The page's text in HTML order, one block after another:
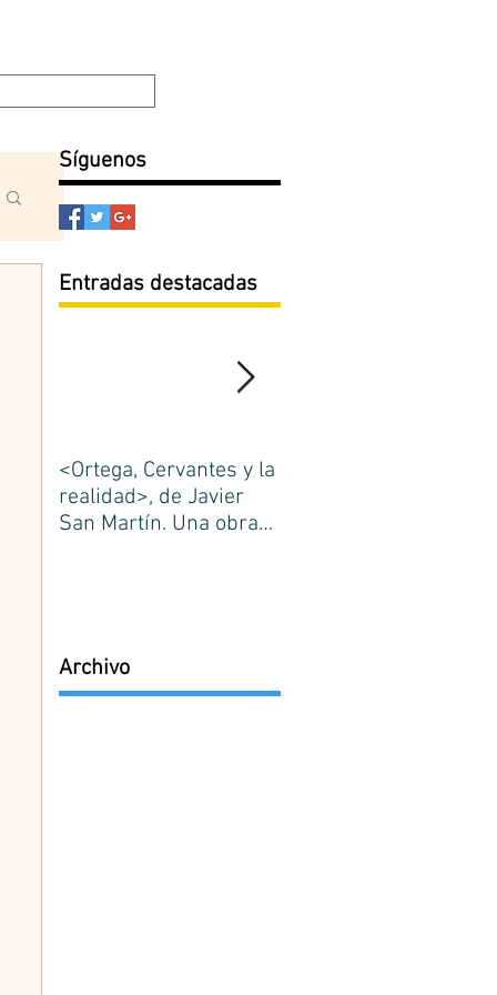
Síguenos
Entradas destacadas
<Ortega, Cervantes y la
realidad>, de Javier
San Martín. Una obra
Archivo